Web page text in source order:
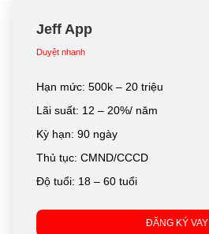
Jeff App
Duyệt nhanh
Hạn mức: 500k – 20 triệu
Lãi suất: 12 – 20%/ năm
Kỳ hạn: 90 ngày
Thủ tục: CMND/CCCD
Độ tuổi: 18 – 60 tuổi
ĐĂNG KÝ VAY